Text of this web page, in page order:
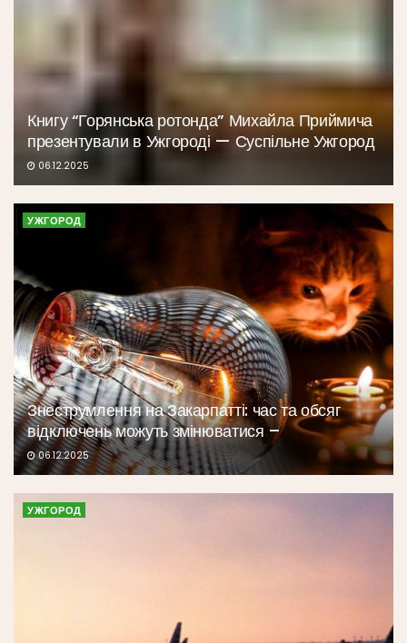
Книгу “Горянська ротонда” Михайла Приймича
презентували в Ужгороді — Суспільне Ужгород
06.12.2025
УЖГОРОД
Знеструмлення на Закарпатті: час та обсяг
відключень можуть змінюватися –
06.12.2025
УЖГОРОД